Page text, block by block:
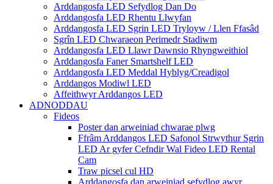
Arddangosfa LED Sefydlog Dan Do
Arddangosfa LED Rhentu Llwyfan
Arddangosfa LED Sgrin LED Tryloyw / Llen Ffasâd
Sgrîn LED Chwaraeon Perimedr Stadiwm
Arddangosfa LED Llawr Dawnsio Rhyngweithiol
Arddangosfa Faner Smartshelf LED
Arddangosfa LED Meddal Hyblyg/Creadigol
Arddangos Modiwl LED
Affeithwyr Arddangos LED
ADNODDAU
Fideos
Poster dan arweiniad chwarae plwg
Ffrâm Arddangos LED Safonol Strwythur Sgrin
LED Ar gyfer Cefndir Wal Fideo LED Rental
Cam
Traw picsel cul HD
Arddangosfa dan arweiniad sefydlog awyr